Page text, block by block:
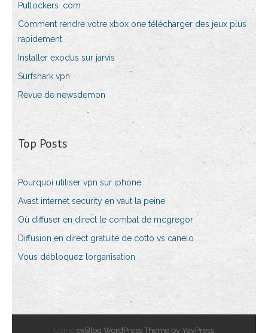
Putlockers .com
Comment rendre votre xbox one télécharger des jeux plus
rapidement
Installer exodus sur jarvis
Surfshark vpn
Revue de newsdemon
Top Posts
Pourquoi utiliser vpn sur iphone
Avast internet security en vaut la peine
Où diffuser en direct le combat de mcgregor
Diffusion en direct gratuite de cotto vs canelo
Vous débloquez lorganisation
Using exBlog WordPress Theme by YayPress